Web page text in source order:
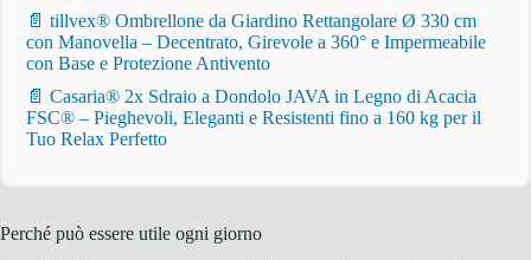
📄 tillvex® Ombrellone da Giardino Rettangolare Ø 330 cm
con Manovella – Decentrato, Girevole a 360° e Impermeabile
con Base e Protezione Antivento
📄 Casaria® 2x Sdraio a Dondolo JAVA in Legno di Acacia
FSC® – Pieghevoli, Eleganti e Resistenti fino a 160 kg per il
Tuo Relax Perfetto
Perché può essere utile ogni giorno